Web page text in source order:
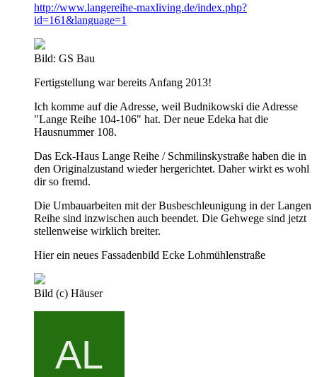
http://www.langereihe-maxliving.de/index.php?
id=161&language=1
Bild: GS Bau
Fertigstellung war bereits Anfang 2013!
Ich komme auf die Adresse, weil Budnikowski die Adresse
"Lange Reihe 104-106" hat. Der neue Edeka hat die
Hausnummer 108.
Das Eck-Haus Lange Reihe / Schmilinskystraße haben die in
den Originalzustand wieder hergerichtet. Daher wirkt es wohl
dir so fremd.
Die Umbauarbeiten mit der Busbeschleunigung in der Langen
Reihe sind inzwischen auch beendet. Die Gehwege sind jetzt
stellenweise wirklich breiter.
Hier ein neues Fassadenbild Ecke Lohmühlenstraße
Bild (c) Häuser